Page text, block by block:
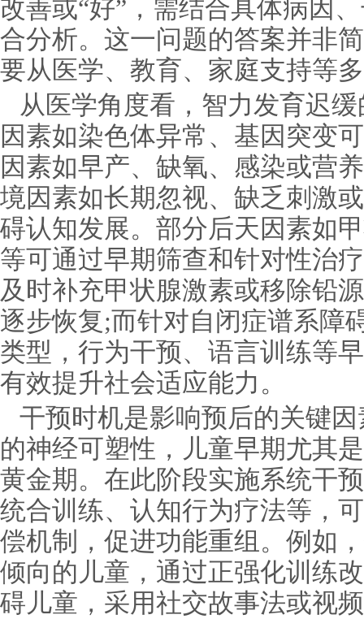
改善或“好”，需结合具体病因
合分析。这一问题的答案并非
要从医学、教育、家庭支持等
从医学角度看，智力发育迟
因素如染色体异常、基因突变
因素如早产、缺氧、感染或营
境因素如长期忽视、缺乏刺激
碍认知发展。部分后天因素如
等可通过早期筛查和针对性治
及时补充甲状腺激素或移除铅
逐步恢复;而针对自闭症谱系障
类型，行为干预、语言训练等
有效提升社会适应能力。
干预时机是影响预后的关键
的神经可塑性，儿童早期尤其
黄金期。在此阶段实施系统干
统合训练、认知行为疗法等，
偿机制，促进功能重组。例如
倾向的儿童，通过正强化训练
碍儿童，采用社交故事法或视